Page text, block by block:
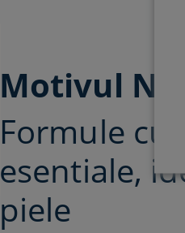
Motivul Nr.
Formule cu
esentiale,
piele​